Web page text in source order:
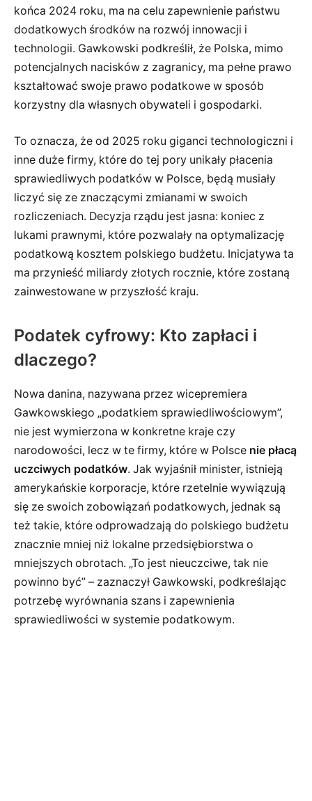
końca 2024 roku, ma na celu zapewnienie państwu
dodatkowych środków na rozwój innowacji i
technologii. Gawkowski podkreślił, że Polska, mimo
potencjalnych nacisków z zagranicy, ma pełne prawo
kształtować swoje prawo podatkowe w sposób
korzystny dla własnych obywateli i gospodarki.
To oznacza, że od 2025 roku giganci technologiczni i
inne duże firmy, które do tej pory unikały płacenia
sprawiedliwych podatków w Polsce, będą musiały
liczyć się ze znaczącymi zmianami w swoich
rozliczeniach. Decyzja rządu jest jasna: koniec z
lukami prawnymi, które pozwalały na optymalizację
podatkową kosztem polskiego budżetu. Inicjatywa ta
ma przynieść miliardy złotych rocznie, które zostaną
zainwestowane w przyszłość kraju.
Podatek cyfrowy: Kto zapłaci i
dlaczego?
Nowa danina, nazywana przez wicepremiera
Gawkowskiego „podatkiem sprawiedliwościowym”,
nie jest wymierzona w konkretne kraje czy
narodowości, lecz w te firmy, które w Polsce nie płacą
uczciwych podatków. Jak wyjaśnił minister, istnieją
amerykańskie korporacje, które rzetelnie wywiązują
się ze swoich zobowiązań podatkowych, jednak są
też takie, które odprowadzają do polskiego budżetu
znacznie mniej niż lokalne przedsiębiorstwa o
mniejszych obrotach. „To jest nieuczciwe, tak nie
powinno być” – zaznaczył Gawkowski, podkreślając
potrzebę wyrównania szans i zapewnienia
sprawiedliwości w systemie podatkowym.